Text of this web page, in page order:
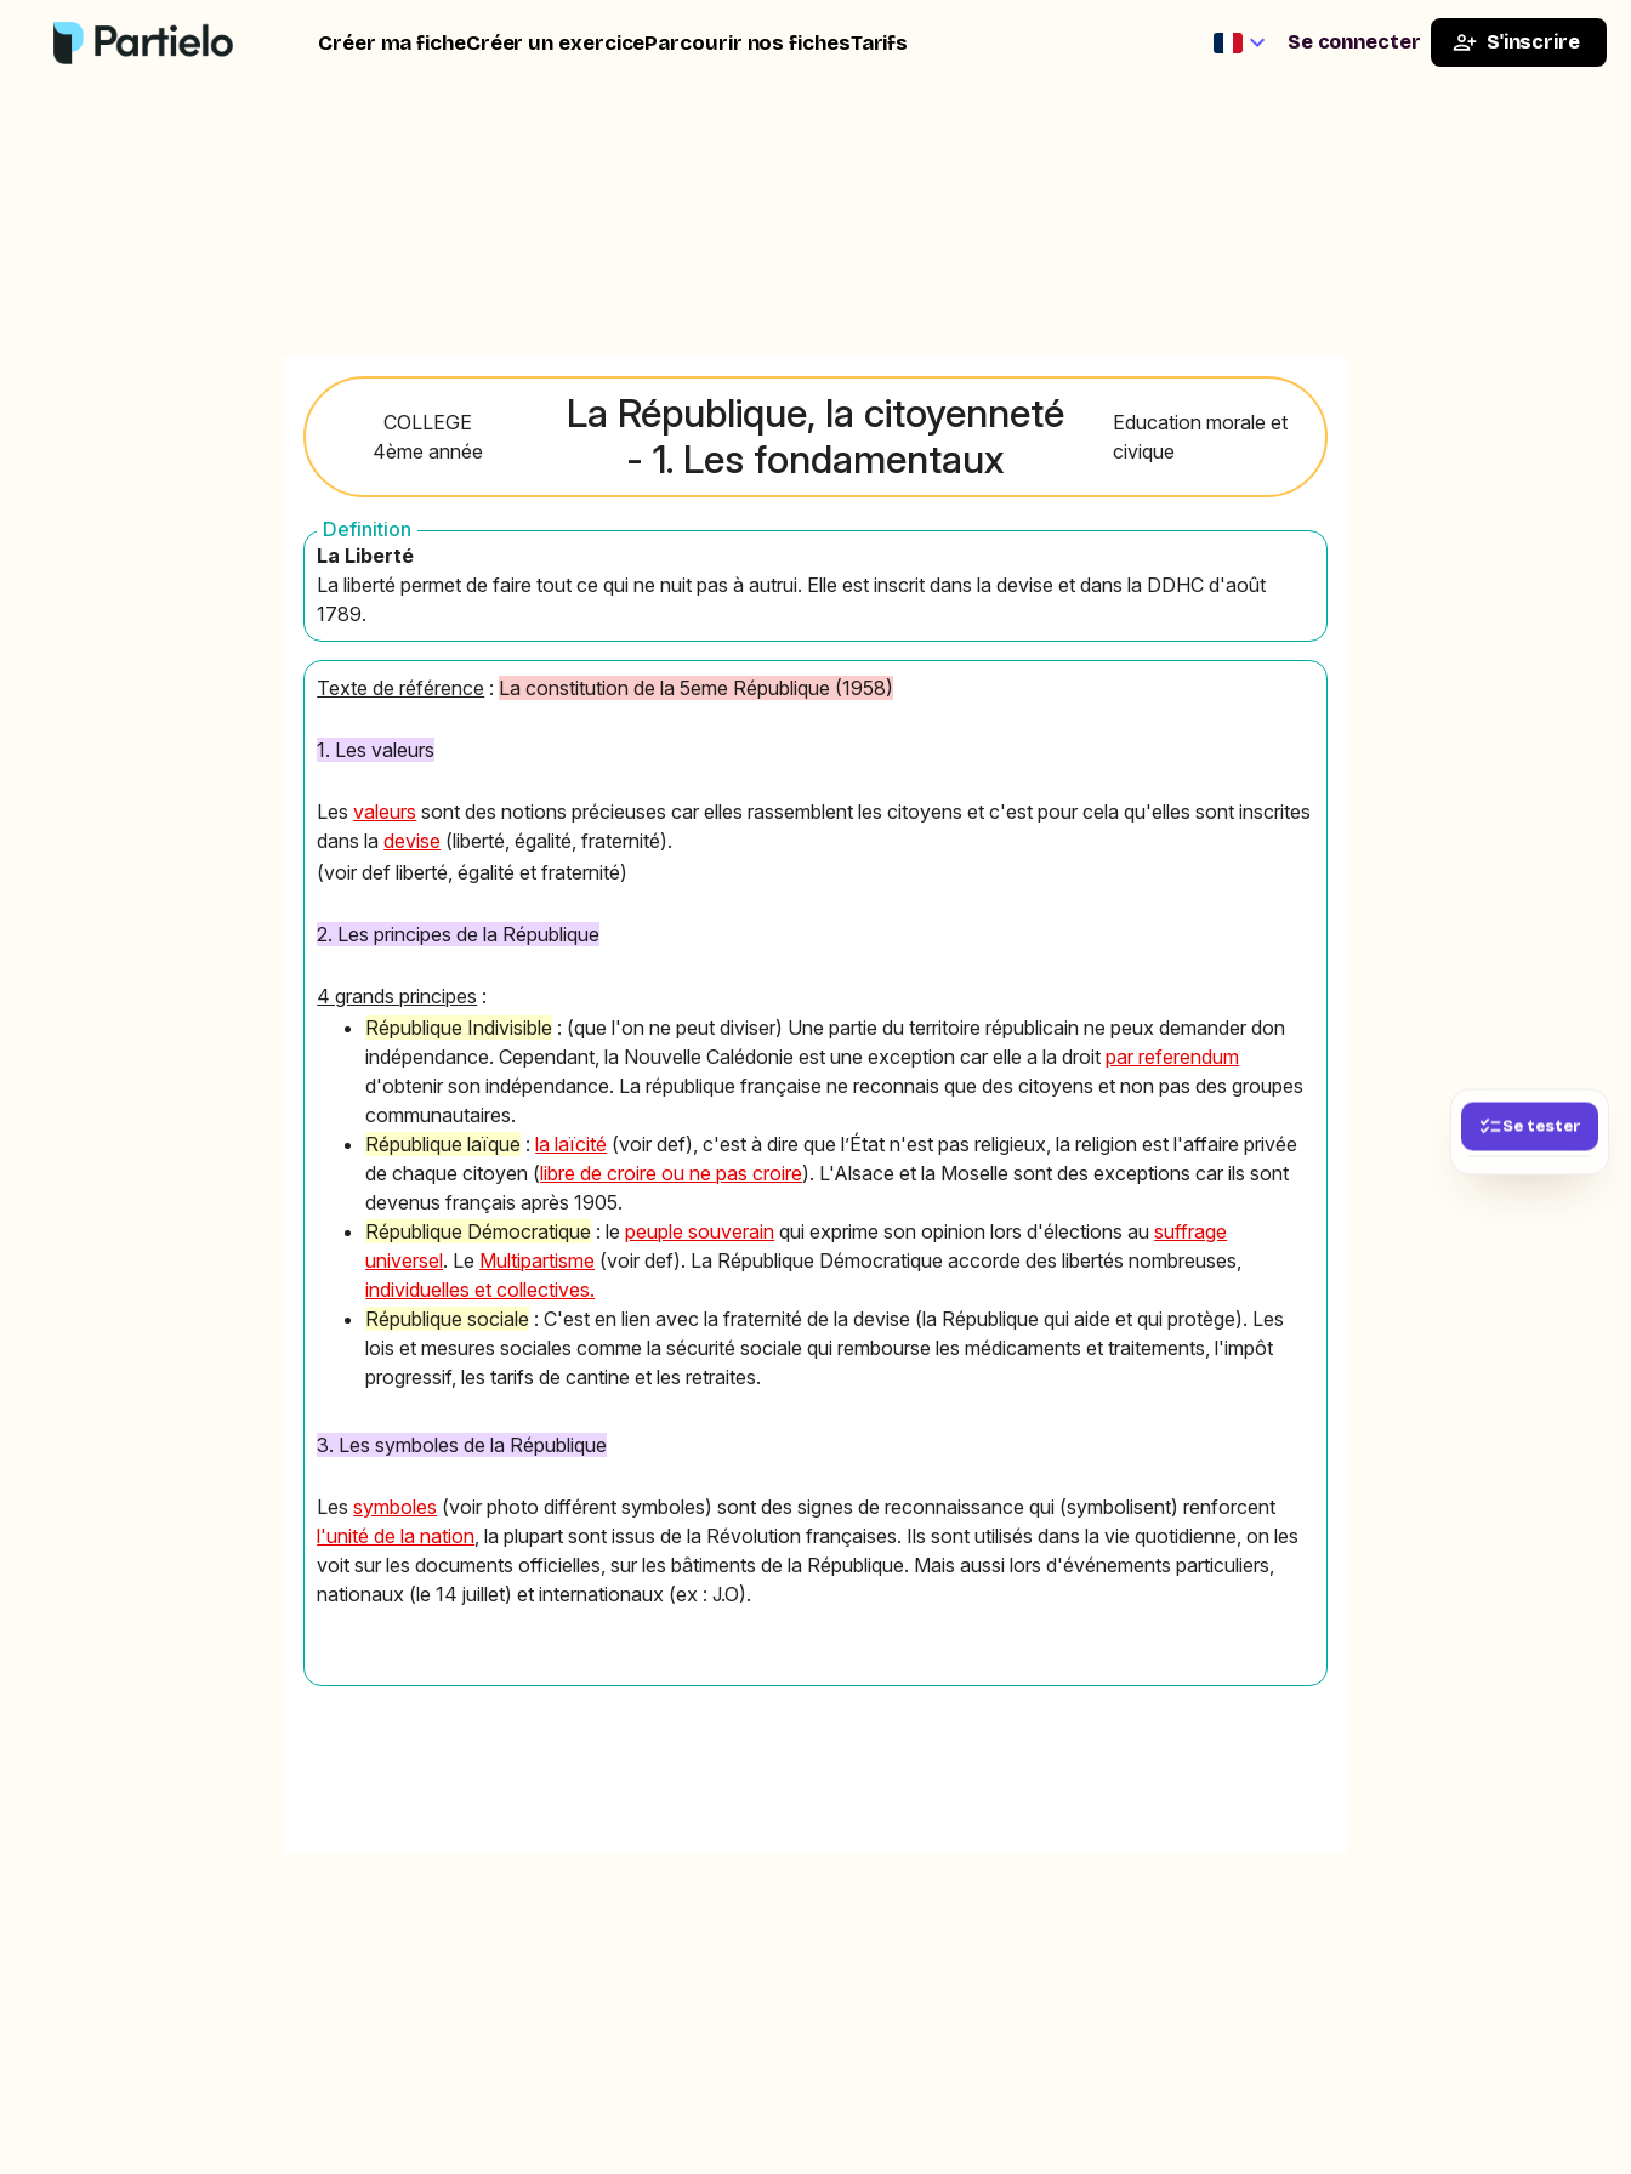
Créer ma ficheCréer un exerciceParcourir nos fichesTarifs Se connecter S'inscrire
Se tester
COLLEGE
4ème année
La République, la citoyenneté
- 1. Les fondamentaux
Education morale et
civique
Definition
La Liberté
La liberté permet de faire tout ce qui ne nuit pas à autrui. Elle est inscrit dans la devise et dans la DDHC d'août
1789.
Texte de référence : La constitution de la 5eme République (1958)
1. Les valeurs
Lesvaleurs sont des notions précieuses car elles rassemblent les citoyens et c'est pour cela qu'elles sont inscrites
dans ladevise (liberté, égalité, fraternité).
(voir def liberté, égalité et fraternité)
2. Les principes de la République
4 grands principes :
République Indivisible : (que l'on ne peut diviser) Une partie du territoire républicain ne peux demander don
indépendance. Cependant, la Nouvelle Calédonie est une exception car elle a la droitpar referendum
d'obtenir son indépendance. La république française ne reconnais que des citoyens et non pas des groupes
communautaires.
République laïque :la laïcité (voir def), c'est à dire que l’État n'est pas religieux, la religion est l'affaire privée
de chaque citoyen (libre de croire ou ne pas croire). L'Alsace et la Moselle sont des exceptions car ils sont
devenus français après 1905.
République Démocratique : lepeuple souverain qui exprime son opinion lors d'élections ausuffrage
universel. Le Multipartisme (voir def). La République Démocratique accorde des libertés nombreuses,
individuelles et collectives.
République sociale : C'est en lien avec la fraternité de la devise (la République qui aide et qui protège). Les
lois et mesures sociales comme la sécurité sociale qui rembourse les médicaments et traitements, l'impôt
progressif, les tarifs de cantine et les retraites.
3. Les symboles de la République
Lessymboles (voir photo différent symboles) sont des signes de reconnaissance qui (symbolisent) renforcent
l'unité de la nation , la plupart sont issus de la Révolution françaises. Ils sont utilisés dans la vie quotidienne, on les
voit sur les documents officielles, sur les bâtiments de la République. Mais aussi lors d'événements particuliers,
nationaux (le 14 juillet) et internationaux (ex : J.O).